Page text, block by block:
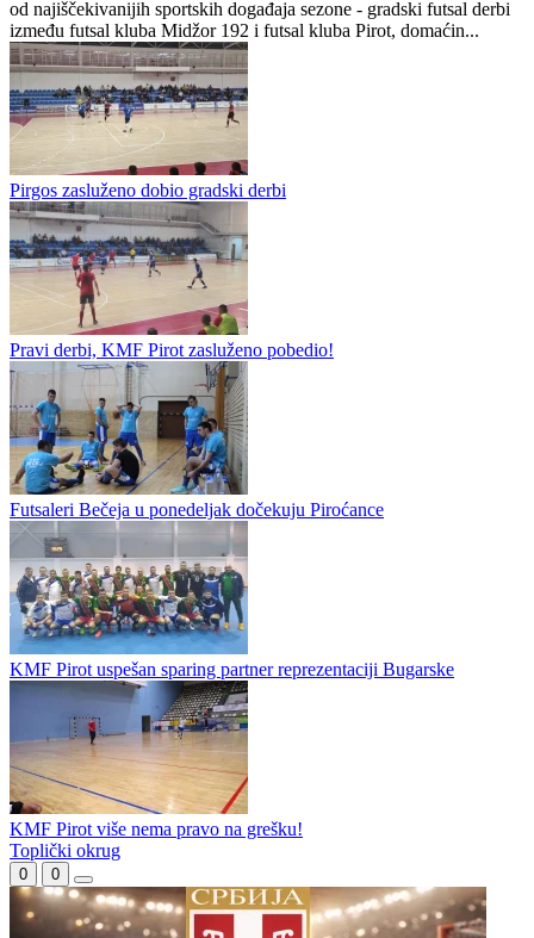
od najiščekivanijih sportskih događaja sezone - gradski futsal derbi
između futsal kluba Midžor 192 i futsal kluba Pirot, domaćin...
Pirgos zasluženo dobio gradski derbi
Pravi derbi, KMF Pirot zasluženo pobedio!
Futsaleri Bečeja u ponedeljak dočekuju Piroćance
KMF Pirot uspešan sparing partner reprezentaciji Bugarske
KMF Pirot više nema pravo na grešku!
Toplički okrug
0 0